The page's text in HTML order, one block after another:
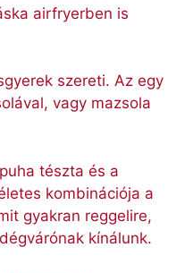
airfryerben is
szereti. Az egy
vagy mazsola
tészta és a
kombinációja a
gyakran reggelire,
kínálunk.